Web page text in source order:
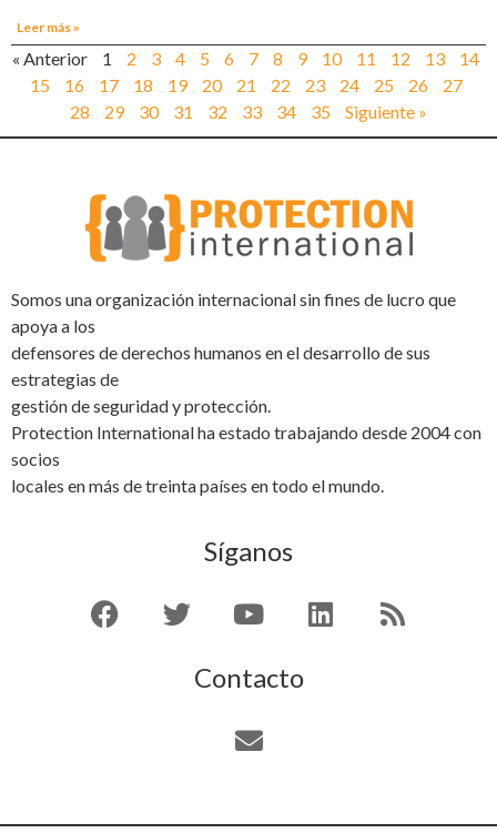
Leer más »
« Anterior 1 2 3 4 5 6 7 8 9 10 11 12 13
14
15
16 17 18 19 20 21 22 23 24 25 26
27
28
29 30 31 32 33 34 35 Siguiente »
Somos una organización internacional sin fines de lucro que
apoya a los
defensores de derechos humanos en el desarrollo de sus
estrategias de
gestión de seguridad y protección.
Protection International ha estado trabajando desde 2004 con
socios
locales en más de treinta países en todo el mundo.
Síganos
Contacto